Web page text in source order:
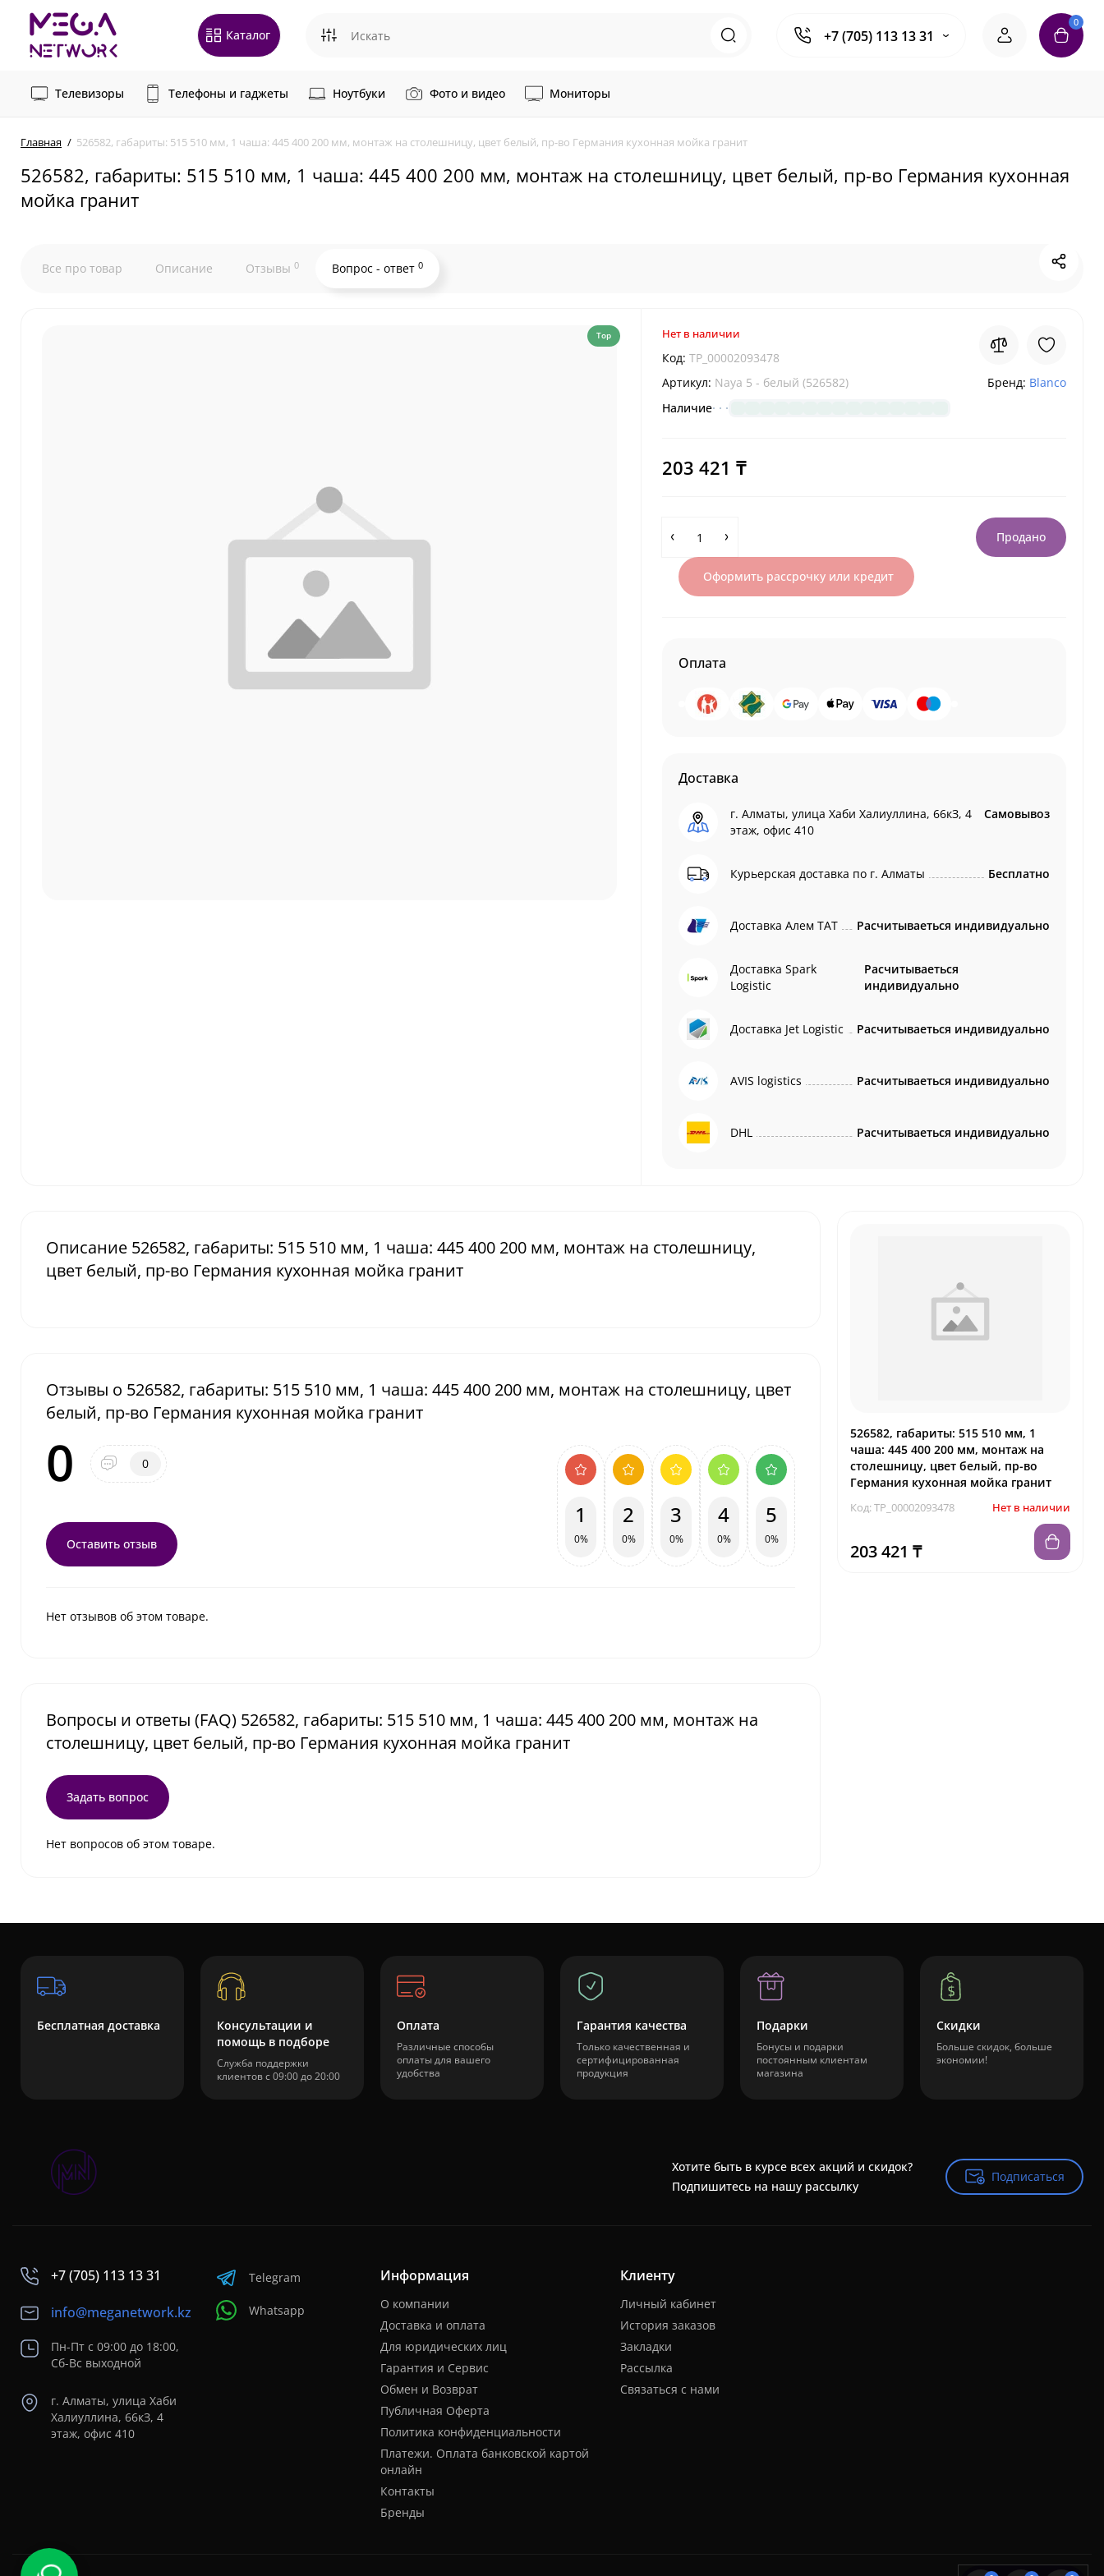
Каталог +7 (705) 113 13 31
0
Телевизоры Телефоны и гаджеты Ноутбуки Фото и видео Мониторы
Главная 526582, габариты: 515 510 мм, 1 чаша: 445 400 200 мм, монтаж на столешницу, цвет белый, пр-во Германия кухонная мойка гранит
526582, габариты: 515 510 мм, 1 чаша: 445 400 200 мм, монтаж на столешницу, цвет белый, пр-во Германия кухонная
мойка гранит
Все про товар Описание Отзывы 0 Вопрос - ответ 0
Top Нет в наличии
Код: TP_00002093478
Артикул: Naya 5 - белый (526582)
Наличие
Бренд: Blanco
203 421 ₸
Продано
Оформить рассрочку или кредит
Оплата
Доставка
г. Алматы, улица Хаби Халиуллина, 66кЗ, 4
этаж, офис 410
Самовывоз
Курьерская доставка по г. Алматы Бесплатно
Доставка Алем ТАТ Расчитываеться индивидуально
Доставка Spark
Logistic
Расчитываеться
индивидуально
Доставка Jet Logistic Расчитываеться индивидуально
AVIS logistics Расчитываеться индивидуально
DHL Расчитываеться индивидуально
Описание 526582, габариты: 515 510 мм, 1 чаша: 445 400 200 мм, монтаж на столешницу,
цвет белый, пр-во Германия кухонная мойка гранит
Отзывы о 526582, габариты: 515 510 мм, 1 чаша: 445 400 200 мм, монтаж на столешницу, цвет
белый, пр-во Германия кухонная мойка гранит
0 0
Оставить отзыв
1
0%
2
0%
3
0%
4
0%
5
0%
Нет отзывов об этом товаре.
Вопросы и ответы (FAQ) 526582, габариты: 515 510 мм, 1 чаша: 445 400 200 мм, монтаж на
столешницу, цвет белый, пр-во Германия кухонная мойка гранит
Задать вопрос
Нет вопросов об этом товаре.
526582, габариты: 515 510 мм, 1
чаша: 445 400 200 мм, монтаж на
столешницу, цвет белый, пр-во
Германия кухонная мойка гранит
Код: TP_00002093478 Нет в наличии
203 421 ₸
Бесплатная доставка
Консультации и
помощь в подборе
Служба поддержки
клиентов с 09:00 до 20:00
Оплата
Различные способы
оплаты для вашего
удобства
Гарантия качества
Только качественная и
сертифицированная
продукция
Подарки
Бонусы и подарки
постоянным клиентам
магазина
Скидки
Больше скидок, больше
экономии!
Хотите быть в курсе всех акций и скидок?
Подпишитесь на нашу рассылку
Подписаться
Подписаться
+7 (705) 113 13 31
info@meganetwork.kz
Пн-Пт с 09:00 до 18:00,
Сб-Вс выходной
г. Алматы, улица Хаби
Халиуллина, 66кЗ, 4
этаж, офис 410
Telegram
Whatsapp
Информация
О компании
Доставка и оплата
Для юридических лиц
Гарантия и Сервис
Обмен и Возврат
Публичная Оферта
Политика конфиденциальности
Платежи. Оплата банковской картой
онлайн
Контакты
Бренды
Клиенту
Личный кабинет
История заказов
Закладки
Рассылка
Связаться с нами